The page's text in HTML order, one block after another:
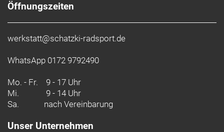
Öffnungszeiten
werkstatt@schatzki-radsport.de
WhatsApp 0172 9792490
Mo. - Fr. 9 - 17 Uhr
Mi.
9 - 14 Uhr
Sa.
nach Vereinbarung
Unser Unternehmen